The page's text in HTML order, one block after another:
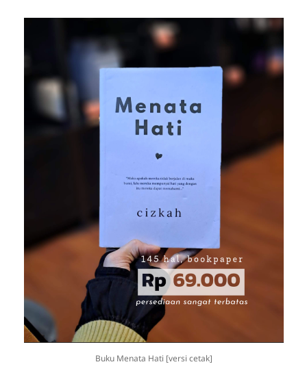
Buku Menata Hati [versi cetak]